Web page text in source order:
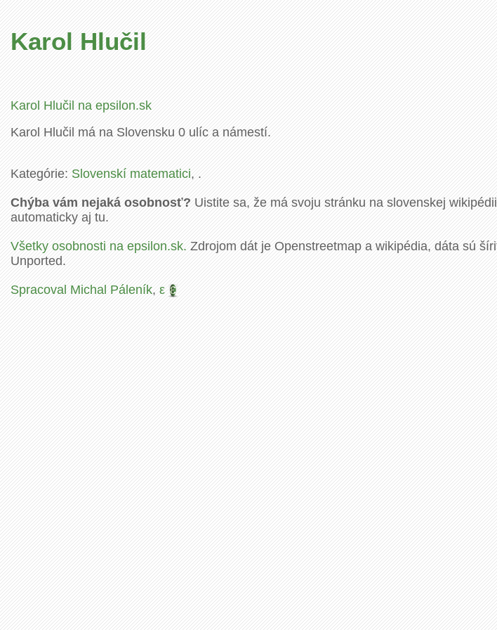
Karol Hlučil
Karol Hlučil na epsilon.sk
Karol Hlučil má na Slovensku 0 ulíc a námestí.
Kategórie:Slovenskí matematici, .
Chýba vám nejaká osobnosť?Uistite sa, že má svoju stránku na slovenskej
automaticky aj tu.
Všetky osobnosti na epsilon.sk.Zdrojom dát je Openstreetmap a wikipédia, dáta sú
Unported.
Spracoval Michal Páleník,ε